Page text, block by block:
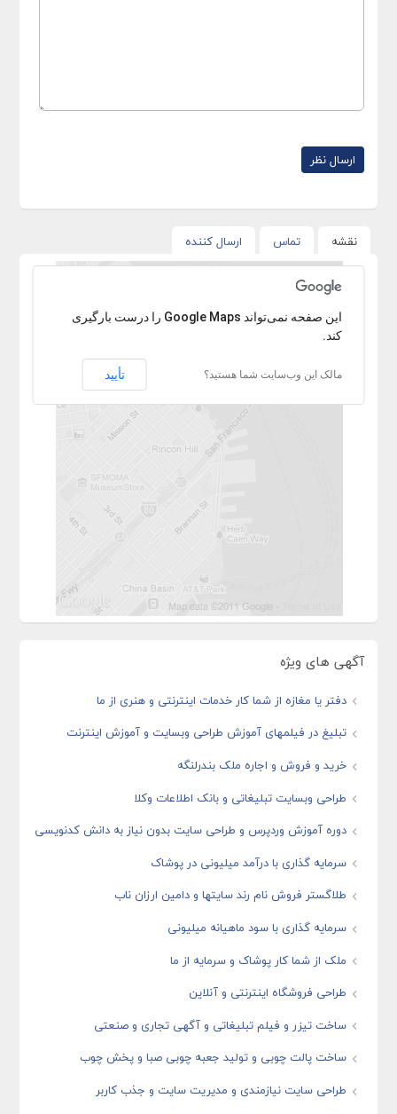
نقشه تماس ارسال کننده
با عرض پوزش آدرس پیدا نشد.‏‫این صفحه نمی‌تواند Google Maps را درست بارگیری
کند.
مالک این وب‌سایت شما هستید؟ تأیید
آگهی های ویژه
دفتر یا مغازه از شما کار خدمات اینترنتی و هنری از ما
تبلیغ در فیلمهای آموزش طراحی وبسایت و آموزش اینترنت
خرید و فروش و اجاره ملک بندرلنگه
طراحی وبسایت تبلیغاتی و بانک اطلاعات وکلا
دوره آموزش وردپرس و طراحی سایت بدون نیاز به دانش کدنویسی
سرمایه گذاری با درآمد میلیونی در پوشاک
طلاگستر فروش نام رند سایتها و دامین ارزان ناب
سرمایه گذاری با سود ماهیانه میلیونی
ملک از شما کار پوشاک و سرمایه از ما
طراحی فروشگاه اینترنتی و آنلاین
ساخت تیزر و فیلم تبلیغاتی و آگهی تجاری و صنعتی
ساخت پالت چوبی و تولید جعبه چوبی صبا و پخش چوب
طراحی سایت نیازمندی و مدیریت سایت و جذب کاربر